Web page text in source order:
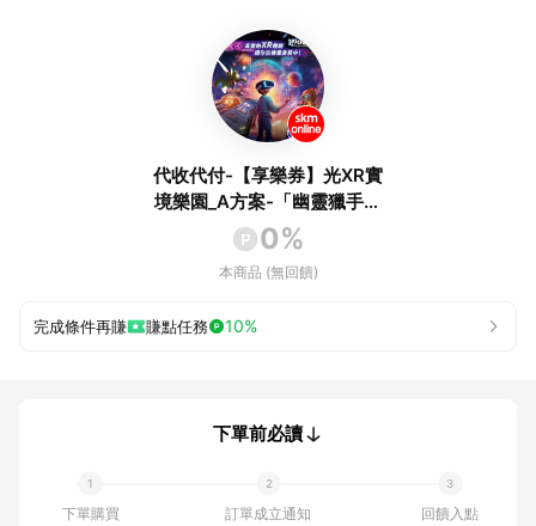
代收代付-【享樂券】光XR實
境樂園_A方案-「幽靈獵手」
體驗券(六壹專案)
0%
本商品 (無回饋)
完成條件再賺 賺點任務 10%
下單前必讀
下單購買
訂單成立通知
回饋入點